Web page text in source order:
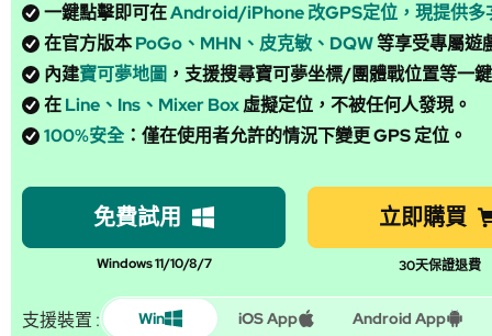
一鍵點擊即可在Android/iPhone 改GPS定位，現提供多
在官方版本PoGo、MHN、皮克敏、DQW等享受專屬遊
內建寶可夢地圖 ，支援搜尋寶可夢坐標/團體戰位置等一
在Line、Ins、Mixer Box虛擬定位，不被任何人發現。
100%安全 ：僅在使用者允許的情況下變更 GPS 定位。
免費試用
Windows 11/10/8/7
立即購買
30天保證退費
支援裝置 : Win iOS App Android App